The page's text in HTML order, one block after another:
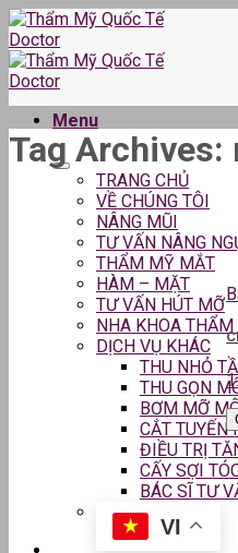
Skip
to
content
Menu
TRANG CHỦ
VỀ CHÚNG TÔI
NÂNG MŨI
TƯ VẤN NÂNG
THẨM MỸ MẮT
HÀM – MẶT
TƯ VẤN HÚT MỠ
NHA KHOA
DỊCH VỤ KHÁC
THU NHỎ
THU GỌN
BƠM MỠ
CẮT TUYẾN
ĐIỀU TRỊ
CẤY SỢI
BÁC SĨ TƯ
VI
Tag Archives: